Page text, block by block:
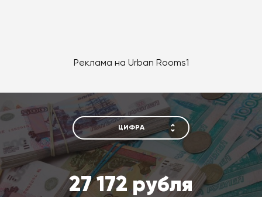
Реклама на Urban Rooms1
ЦИФРА
27 172 рубля